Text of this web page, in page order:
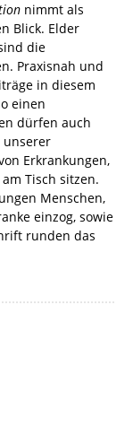
nimmt als
Blick. Elder
die
Praxisnah und
in diesem
einen
dürfen auch
unserer
Erkrankungen,
Tisch sitzen.
Menschen,
einzog, sowie
runden das